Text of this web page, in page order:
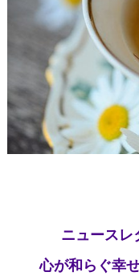
ニュースレ
心が和らぐ幸